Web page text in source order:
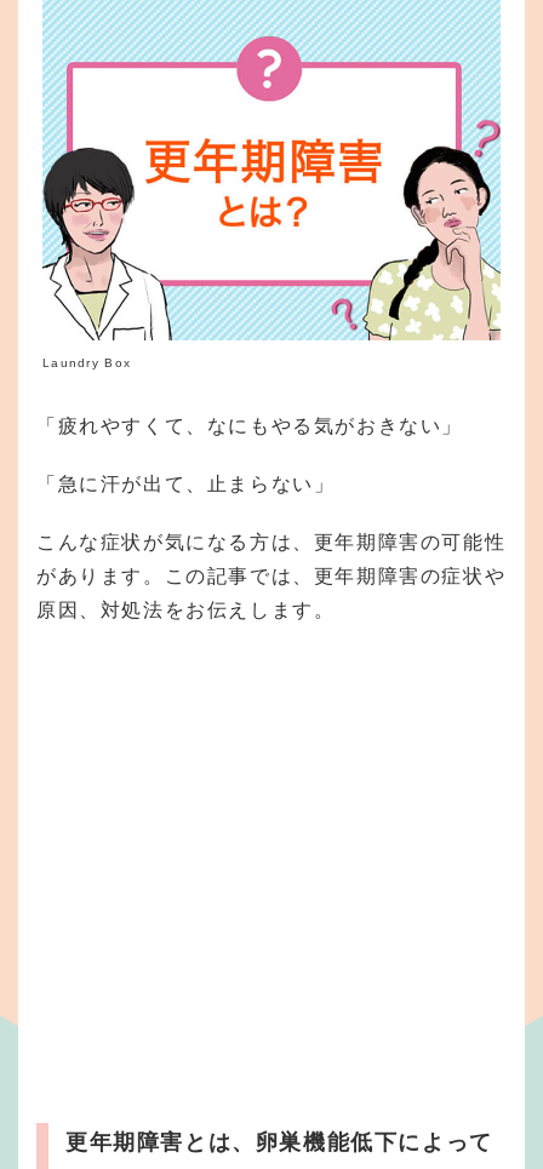
Laundry Box
「疲れやすくて、なにもやる気がおきない」
「急に汗が出て、止まらない」
こんな症状が気になる方は、更年期障害の可能性
があります。この記事では、更年期障害の症状や
原因、対処法をお伝えします。
更年期障害とは、卵巣機能低下によって